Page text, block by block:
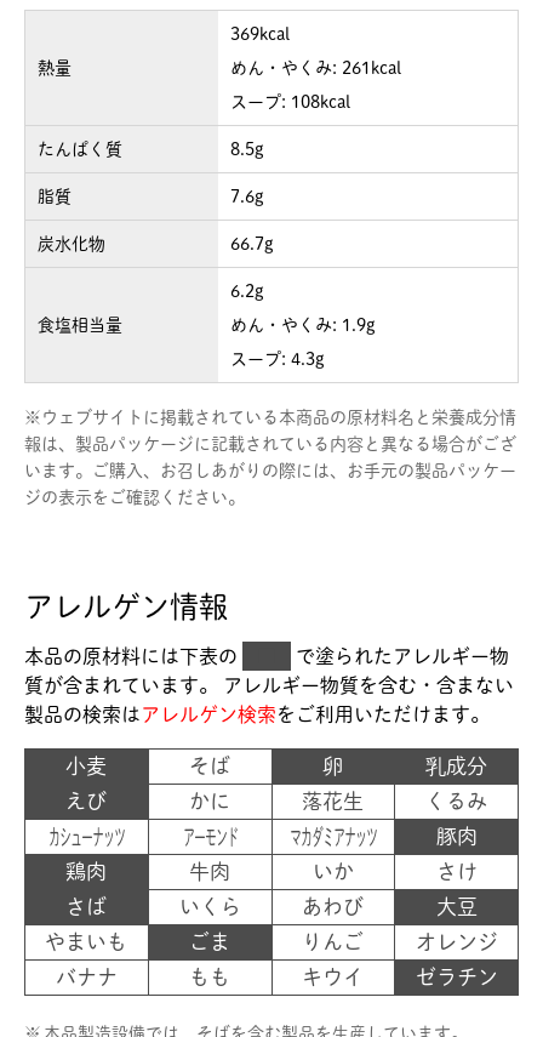
熱量
369kcal
めん・やくみ: 261kcal
スープ: 108kcal
たんぱく質 8.5g
脂質 7.6g
炭水化物 66.7g
食塩相当量
6.2g
めん・やくみ: 1.9g
スープ: 4.3g
※ ウェブサイトに掲載されている本商品の原材料名と栄養成分情
報は、製品パッケージに記載されている内容と異なる場合がござ
います。ご購入、お召しあがりの際には、お手元の製品パッケー
ジの表示をご確認ください。
アレルゲン情報
本品の原材料には下表の で塗られた アレルギー物
質が含まれています。 アレルギー物質を含む・含まない
製品の検索はアレルゲン検索をご利用いただけます。
小麦 そば 卵
乳成分
えび
かに 落花生 くるみ
カシューナッツ アーモンド マカダミアナッツ
豚肉
鶏肉
牛肉 いか
さけ
さば
いくら あわび
大豆
やまいも
ごま りんご
オレンジ
バナナ
もも キウイ ゼラチン